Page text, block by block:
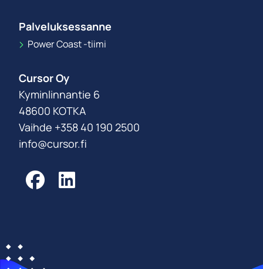
Palveluksessanne
Power Coast -tiimi
Cursor Oy
Kyminlinnantie 6
48600 KOTKA
Vaihde +358 40 190 2500
info@cursor.fi
Facebook